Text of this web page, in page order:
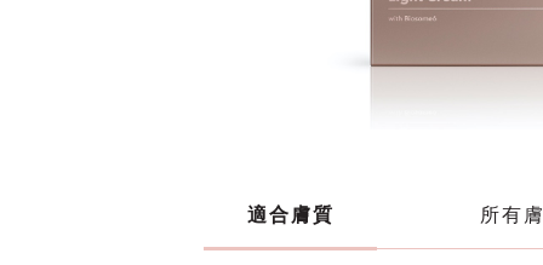
適合膚質 所有